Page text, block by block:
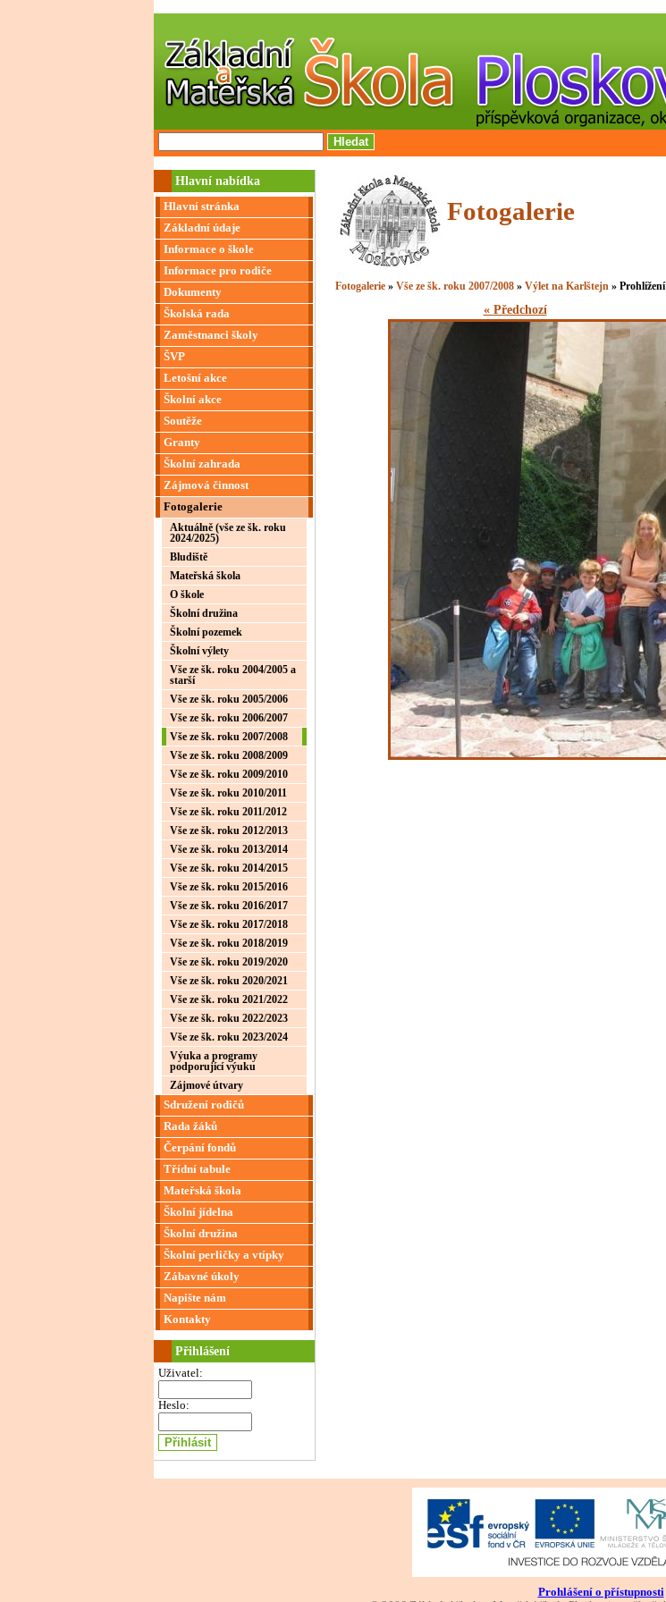
Hlavní nabídka
Hlavní stránka
Základní údaje
Informace o škole
Informace pro rodiče
Dokumenty
Školská rada
Zaměstnanci školy
ŠVP
Letošní akce
Školní akce
Soutěže
Granty
Školní zahrada
Zájmová činnost
Fotogalerie
Aktuálně (vše ze šk. roku
2024/2025)
Bludiště
Mateřská škola
O škole
Školní družina
Školní pozemek
Školní výlety
Vše ze šk. roku 2004/2005 a
starší
Vše ze šk. roku 2005/2006
Vše ze šk. roku 2006/2007
Vše ze šk. roku 2007/2008
Vše ze šk. roku 2008/2009
Vše ze šk. roku 2009/2010
Vše ze šk. roku 2010/2011
Vše ze šk. roku 2011/2012
Vše ze šk. roku 2012/2013
Vše ze šk. roku 2013/2014
Vše ze šk. roku 2014/2015
Vše ze šk. roku 2015/2016
Vše ze šk. roku 2016/2017
Vše ze šk. roku 2017/2018
Vše ze šk. roku 2018/2019
Vše ze šk. roku 2019/2020
Vše ze šk. roku 2020/2021
Vše ze šk. roku 2021/2022
Vše ze šk. roku 2022/2023
Vše ze šk. roku 2023/2024
Výuka a programy
podporující výuku
Zájmové útvary
Sdružení rodičů
Rada žáků
Čerpání fondů
Třídní tabule
Mateřská škola
Školní jídelna
Školní družina
Školní perličky a vtípky
Zábavné úkoly
Napište nám
Kontakty
Přihlášení
Uživatel:
Heslo:
Fotogalerie
Fotogalerie» Vše ze šk. roku 2007/2008» Výlet na Karlštejn» Prohlížení
« Předchozí
Prohlášení o přístupnosti